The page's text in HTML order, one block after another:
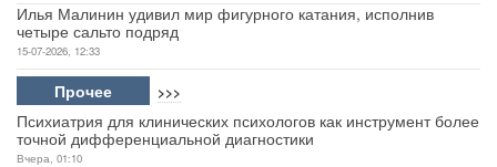
Илья Малинин удивил мир фигурного катания, исполнив
четыре сальто подряд
15-07-2026, 12:33
Прочее >>>
Психиатрия для клинических психологов как инструмент более
точной дифференциальной диагностики
Вчера, 01:10